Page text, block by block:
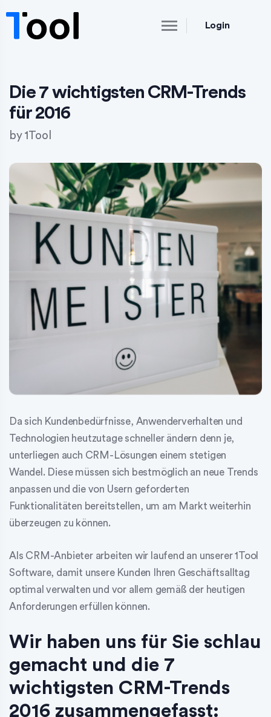
Login
Die 7 wichtigsten CRM-Trends
für 2016
by1Tool
Da sich Kundenbedürfnisse, Anwenderverhalten und
Technologien heutzutage schneller ändern denn je,
unterliegen auch CRM-Lösungen einem stetigen
Wandel. Diese müssen sich bestmöglich an neue Trends
anpassen und die von Usern geforderten
Funktionalitäten bereitstellen, um am Markt weiterhin
überzeugen zu können.
Als CRM-Anbieter arbeiten wir laufend an unserer 1Tool
Software, damit unsere Kunden Ihren Geschäftsalltag
optimal verwalten und vor allem gemäß der heutigen
Anforderungen erfüllen können.
Wir haben uns für Sie schlau
gemacht und die 7
wichtigsten CRM-Trends
2016 zusammengefasst: